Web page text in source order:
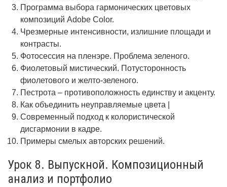
Программа выбора гармонических цветовых
композиций Adobe Color.
Чрезмерные интенсивности, излишние площади и
контрасты.
Фотосессия на пленэре. Проблема зеленого.
Фиолетовый мистический. Потусторонность
фиолетового и желто-зеленого.
Пестрота – противоположность единству и акценту.
Как объединить неуправляемые цвета |
Современный подход к колористической
дисгармонии в кадре.
Примеры смелых авторских решений.
Урок 8. Выпускной. Композиционный
анализ и портфолио